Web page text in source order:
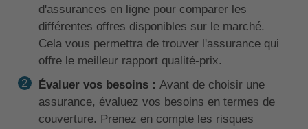
d'assurances en ligne pour comparer les
différentes offres disponibles sur le marché.
Cela vous permettra de trouver l'assurance qui
offre le meilleur rapport qualité-prix.
Évaluer vos besoins : Avant de choisir une
assurance, évaluez vos besoins en termes de
couverture. Prenez en compte les risques